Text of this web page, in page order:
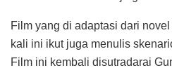
Film yang di adaptasi dari
kali ini ikut juga menulis
Film ini kembali disutradarai